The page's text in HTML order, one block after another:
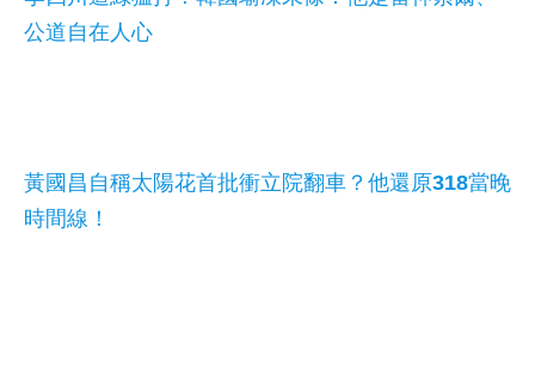
公道自在人心
黃國昌自稱太陽花首批衝立院翻車？他還原318當晚
時間線！